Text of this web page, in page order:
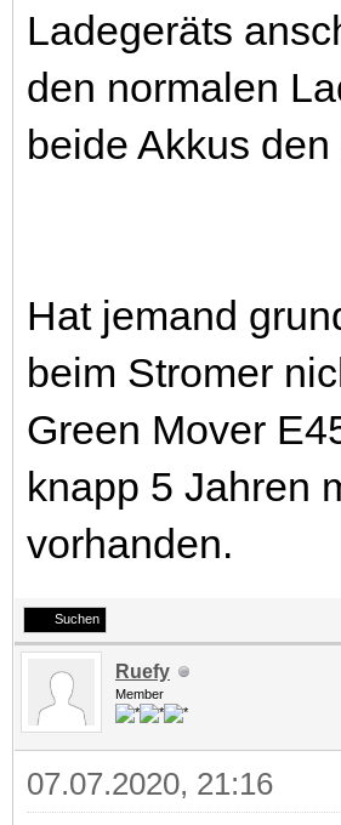
Ladegeräts
den normalen
beide Akkus
Hat jemand
beim Stromer
Green Mover
knapp 5 Jahren
vorhanden.
Suchen
Ruefy
Member
07.07.2020, 21:16